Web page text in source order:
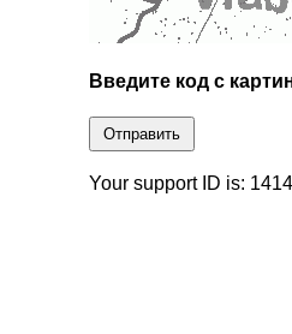
Введите код с
Отправить
Your support ID is: